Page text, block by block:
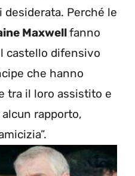
Perché le
Maxwellfanno
castello difensivo
che hanno
tra il loro assistito e
rapporto,